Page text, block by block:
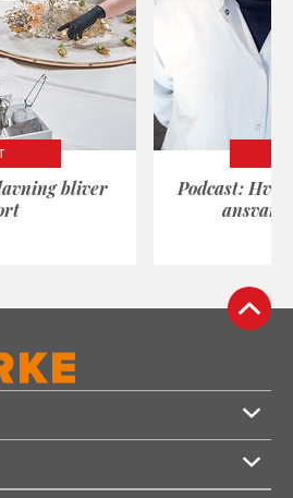
bliver
Podcast: